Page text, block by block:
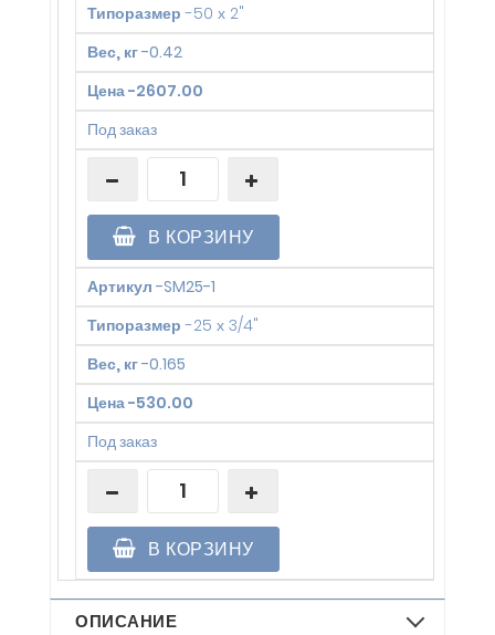
Типоразмер -50 х 2"
Вес, кг-0.42
Цена-2607.00
Под заказ
В КОРЗИНУ
Артикул -SM25-1
Типоразмер -25 х 3/4"
Вес, кг-0.165
Цена-530.00
Под заказ
В КОРЗИНУ
ОПИСАНИЕ